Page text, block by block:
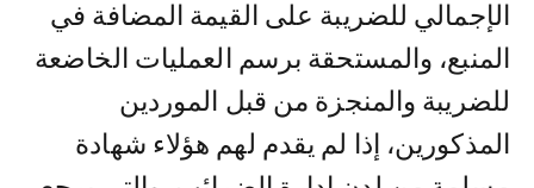
الإجمالي للضريبة على القيمة المضافة في
المنبع، والمستحقة برسم العمليات الخاضعة
للضريبة والمنجزة من قبل الموردين
المذكورين، إذا لم يقدم لهم هؤلاء شهادة